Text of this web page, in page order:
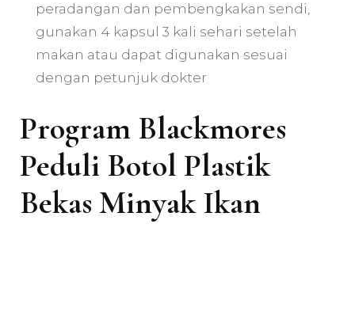
peradangan dan pembengkakan sendi,
gunakan 4 kapsul 3 kali sehari setelah
makan atau dapat digunakan sesuai
dengan petunjuk dokter
Program Blackmores
Peduli Botol Plastik
Bekas Minyak Ikan